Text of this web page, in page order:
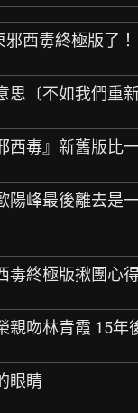
西毒終極版了！
思〔不如我們重
西毒』新舊版比
陽峰最後離去是
毒終極版揪團心
親吻林青霞 15年
眼睛